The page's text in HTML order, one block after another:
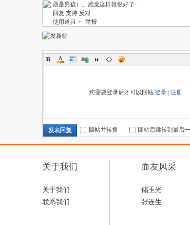
愿是男孩）。感觉这样就很好了……
回复 支持 反对
使用道具
举报
您需要登录后才可以回帖登录 |注册
发表回复 回帖并转播 回帖后跳转到最后
关于我们
关于我们
联系我们
血友风采
储玉光
张连生